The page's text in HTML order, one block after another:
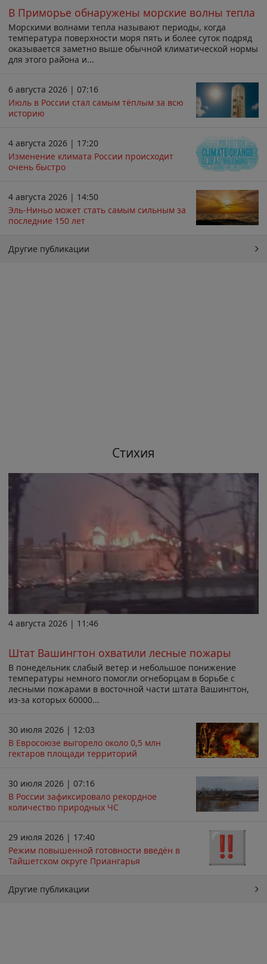
В Приморье обнаружены морские волны тепла
Морскими волнами тепла называют периоды, когда
температура поверхности моря пять и более суток подряд
оказывается заметно выше обычной климатической нормы
для этого района и...
6 августа 2026 | 07:16
Июль в России стал самым тёплым за всю
историю
4 августа 2026 | 17:20
Изменение климата России происходит
очень быстро
4 августа 2026 | 14:50
Эль-Ниньо может стать самым сильным за
последние 150 лет
Другие публикации
Стихия
4 августа 2026 | 11:46
Штат Вашингтон охватили лесные пожары
В понедельник слабый ветер и небольшое понижение
температуры немного помогли огнеборцам в борьбе с
лесными пожарами в восточной части штата Вашингтон,
из-за которых 60000...
30 июля 2026 | 12:03
В Евросоюзе выгорело около 0,5 млн
гектаров площади территорий
30 июля 2026 | 07:16
В России зафиксировало рекордное
количество природных ЧС
29 июля 2026 | 17:40
Режим повышенной готовности введён в
Тайшетском округе Приангарья
Другие публикации